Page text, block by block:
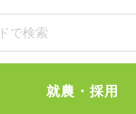
就農・採用